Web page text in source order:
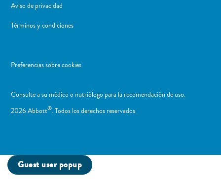
Aviso de privacidad
Términos y condiciones
Preferencias sobre cookies
Consulte a su médico o nutriólogo para la recomendación de uso. ​
2026 Abbott®. Todos los derechos reservados.
Guest user popup